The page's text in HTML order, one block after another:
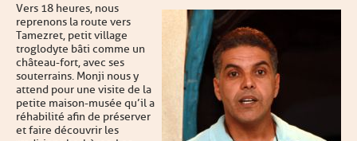
Vers 18 heures, nous
reprenons la route vers
Tamezret, petit village
troglodyte bâti comme un
château-fort, avec ses
souterrains. Monji nous y
attend pour une visite de la
petite maison-musée qu’il a
réhabilité afin de préserver
et faire découvrir les